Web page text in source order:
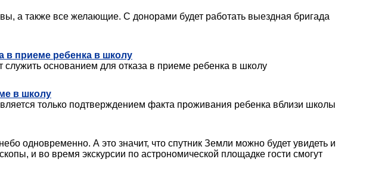
а также все желающие. С донорами будет работать выездная бригада
в приеме ребенка в школу
служить основанием для отказа в приеме ребенка в школу
в школу
только подтверждением факта проживания ребенка вблизи школы
одновременно. А это значит, что спутник Земли можно будет увидеть и
и во время экскурсии по астрономической площадке гости смогут